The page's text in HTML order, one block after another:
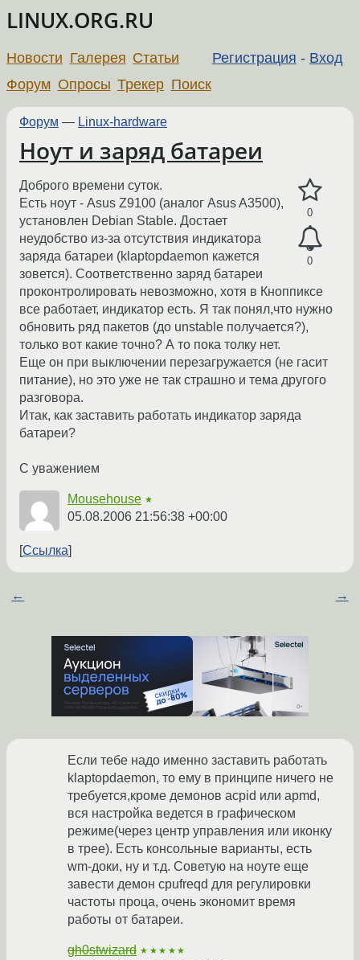
LINUX.ORG.RU
Регистрация - Вход
Новости Галерея Статьи
Форум Опросы Трекер Поиск
Форум — Linux-hardware
Ноут и заряд батареи
0
0
Доброго времени суток.
Есть ноут - Asus Z9100 (аналог Asus A3500),
установлен Debian Stable. Достает
неудобство из-за отсутствия индикатора
заряда батареи (klaptopdaemon кажется
зовется). Соответственно заряд батареи
проконтролировать невозможно, хотя в Кноппиксе
все работает, индикатор есть. Я так понял,что нужно
обновить ряд пакетов (до unstable получается?),
только вот какие точно? А то пока толку нет.
Еще он при выключении перезагружается (не гасит
питание), но это уже не так страшно и тема другого
разговора.
Итак, как заставить работать индикатор заряда
батареи?
С уважением
Mousehouse ★
05.08.2006 21:56:38 +00:00
Ссылка
← →
Если тебе надо именно заставить работать
klaptopdaemon, то ему в принципе ничего не
требуется,кроме демонов acpid или apmd,
вся настройка ведется в графическом
режиме(через центр управления или иконку
в трее). Есть консольные варианты, есть
wm-доки, ну и т.д. Советую на ноуте еще
завести демон cpufreqd для регулировки
частоты проца, очень экономит время
работы от батареи.
gh0stwizard ★★★★★